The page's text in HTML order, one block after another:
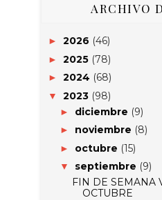
ARCHIVO
► 2026 (46)
► 2025 (78)
► 2024 (68)
▼ 2023 (98)
► diciembre (9)
► noviembre (8)
► octubre (15)
▼ septiembre (9)
FIN DE SEMANA
OCTUBRE